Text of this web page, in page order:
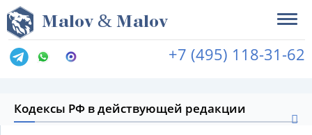
Malov & Malov
+7 (495) 118-31-62
Кодексы РФ в действующей редакции